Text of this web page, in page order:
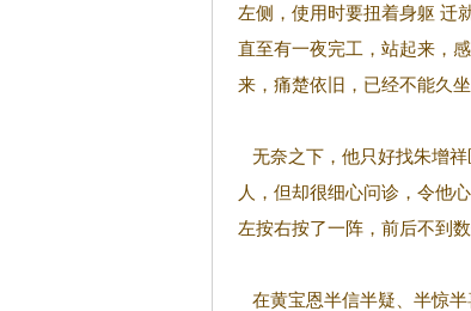
左侧，使用时要扭着身躯 迁
直至有一夜完工，站起来，
来，痛楚依旧，已经不能久
无奈之下，他只好找朱增
人，但却很细心问诊，令他
左按右按了一阵，前后不到
在黄宝恩半信半疑、半惊半